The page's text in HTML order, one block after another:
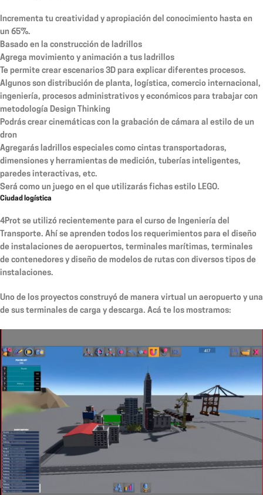
Incrementa tu creatividad y apropiación del conocimiento hasta en
un 65%.
Basado en la construcción de ladrillos
Agrega movimiento y animación a tus ladrillos
Te permite crear escenarios 3D para explicar diferentes procesos.
Algunos son distribución de planta, logística, comercio internacional,
ingeniería, procesos administrativos y económicos para trabajar con
metodología Design Thinking
Podrás crear cinemáticas con la grabación de cámara al estilo de un
dron
Agregarás ladrillos especiales como cintas transportadoras,
dimensiones y herramientas de medición, tuberías inteligentes,
paredes interactivas, etc.
Será como un juego en el que utilizarás fichas estilo LEGO.
Ciudad logística
4Prot se utilizó recientemente para el curso de Ingeniería del
Transporte. Ahí se aprenden todos los requerimientos para el diseño
de instalaciones de aeropuertos, terminales marítimas, terminales
de contenedores y diseño de modelos de rutas con diversos tipos de
instalaciones.
Uno de los proyectos construyó de manera virtual un aeropuerto y una
de sus terminales de carga y descarga. Acá te los mostramos: